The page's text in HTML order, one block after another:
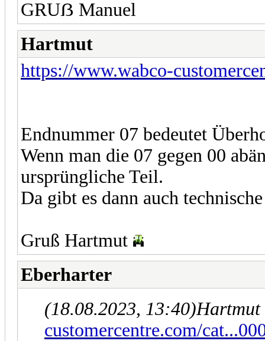
GRUẞ Manuel
Hartmut
https://www.wabco-
Endnummer 07 bedeutet
Wenn man die 07 gegen 00
ursprüngliche Teil.
Da gibt es dann auch
Gruß Hartmut
Eberharter
(18.08.2023, 13:40)
customercentre.com/